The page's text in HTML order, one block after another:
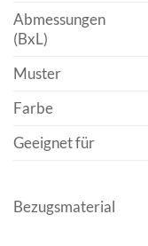
Abmessungen
(BxL)
Muster
Farbe
Geeignet für
Bezugsmaterial